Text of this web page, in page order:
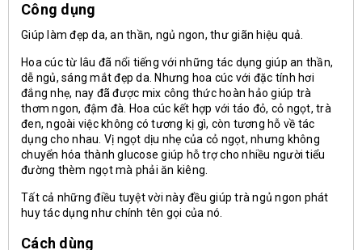
Công dụng
Giúp làm đẹp da, an thần, ngủ ngon, thư giãn hiệu quả.
Hoa cúc từ lâu đã nổi tiếng với những tác dụng giúp an thần,
dễ ngủ, sáng mắt đẹp da. Nhưng hoa cúc với đặc tính hơi
đắng nhẹ, nay đã được mix công thức hoàn hảo giúp trà
thơm ngon, đậm đà. Hoa cúc kết hợp với táo đỏ, cỏ ngọt, trà
đen, ngoài việc không có tương kị gì, còn tương hỗ về tác
dụng cho nhau. Vị ngọt dịu nhẹ của cỏ ngọt, nhưng không
chuyển hóa thành glucose giúp hỗ trợ cho nhiều người tiểu
đường thèm ngọt mà phải ăn kiêng.
Tất cả những điều tuyệt vời này đều giúp trà ngủ ngon phát
huy tác dụng như chính tên gọi của nó.
Cách dùng